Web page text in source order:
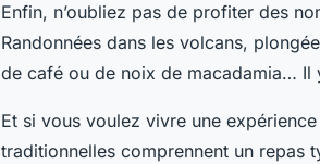
Enfin, n’oubliez pas de profiter des
Randonnées dans les volcans,
de café ou de noix de macadamia… Il
Et si vous voulez vivre une
traditionnelles comprennent un repas